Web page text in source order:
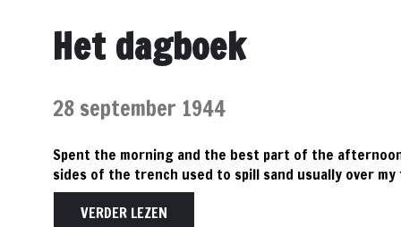
Het dagboek
28 september 1944
Spent the morning and the best part of the
sides of the trench used to spill sand usually over my
VERDER LEZEN